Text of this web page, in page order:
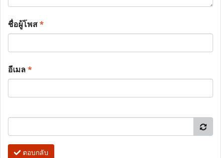
ชื่อผู้โพส*
อีเมล*
ตอบกลับ